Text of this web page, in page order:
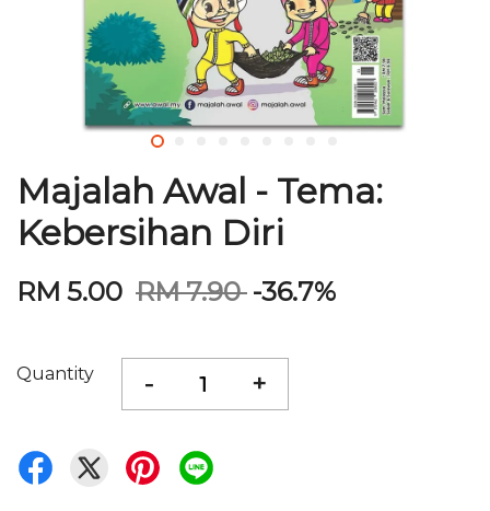
Majalah Awal - Tema:
Kebersihan Diri
RM 5.00 RM 7.90 -36.7%
Quantity - +